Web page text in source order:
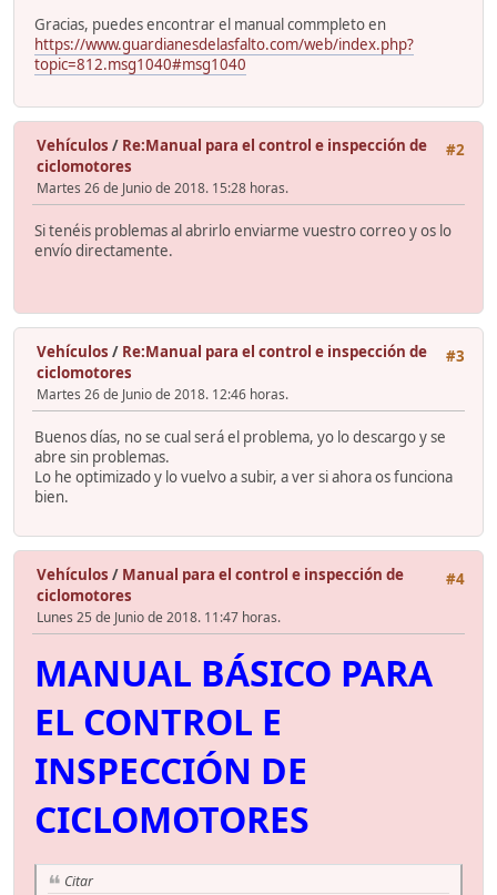
Gracias, puedes encontrar el manual commpleto en
https://www.guardianesdelasfalto.com/web/index.php?
topic=812.msg1040#msg1040
#2
Vehículos / Re:Manual para el control e inspección de
ciclomotores
Martes 26 de Junio de 2018. 15:28 horas.
Si tenéis problemas al abrirlo enviarme vuestro correo y os lo
envío directamente.
#3
Vehículos / Re:Manual para el control e inspección de
ciclomotores
Martes 26 de Junio de 2018. 12:46 horas.
Buenos días, no se cual será el problema, yo lo descargo y se
abre sin problemas.
Lo he optimizado y lo vuelvo a subir, a ver si ahora os funciona
bien.
#4
Vehículos / Manual para el control e inspección de
ciclomotores
Lunes 25 de Junio de 2018. 11:47 horas.
MANUAL BÁSICO PARA
EL CONTROL E
INSPECCIÓN DE
CICLOMOTORES
Citar